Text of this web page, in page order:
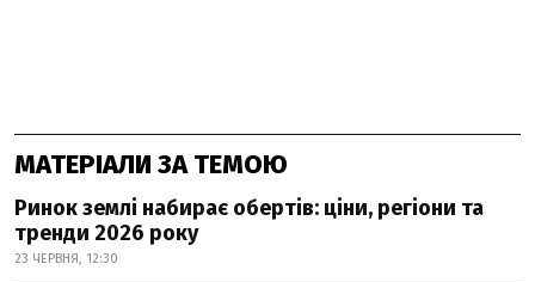
МАТЕРІАЛИ ЗА ТЕМОЮ
Ринок землі набирає обертів: ціни, регіони та
тренди 2026 року
23 ЧЕРВНЯ, 12:30